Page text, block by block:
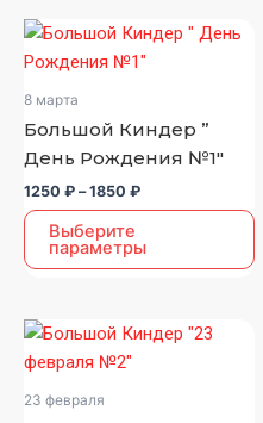
8 марта
Большой Киндер ”
День Рождения №1″
1250 ₽ – 1850 ₽
Диапазон
цен:
Выберите
параметры
Этот
товар
несколько
вариаций.
Опции
можно
выбрать
23 февраля
Диапазон
цен:
Этот
товар
несколько